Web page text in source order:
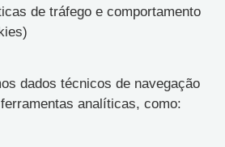
de tráfego e comportamento
dados técnicos de navegação
analíticas, como: